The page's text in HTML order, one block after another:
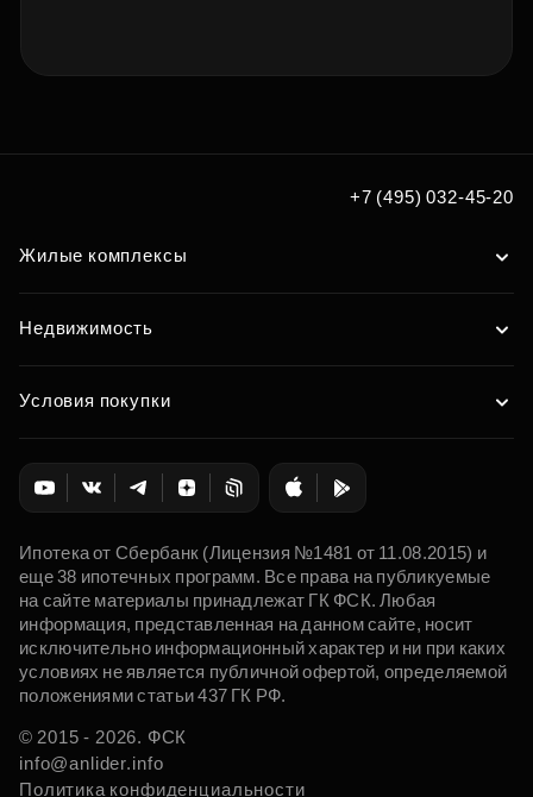
+7 (495) 032-45-20
Жилые комплексы
Недвижимость
Условия покупки
Ипотека от Сбербанк (Лицензия №1481 от 11.08.2015) и
еще 38 ипотечных программ. Все права на публикуемые
на сайте материалы принадлежат ГК ФСК. Любая
информация, представленная на данном сайте, носит
исключительно информационный характер и ни при каких
условиях не является публичной офертой, определяемой
положениями статьи 437 ГК РФ.
© 2015 - 2026. ФСК
info@anlider.info
Политика конфиденциальности